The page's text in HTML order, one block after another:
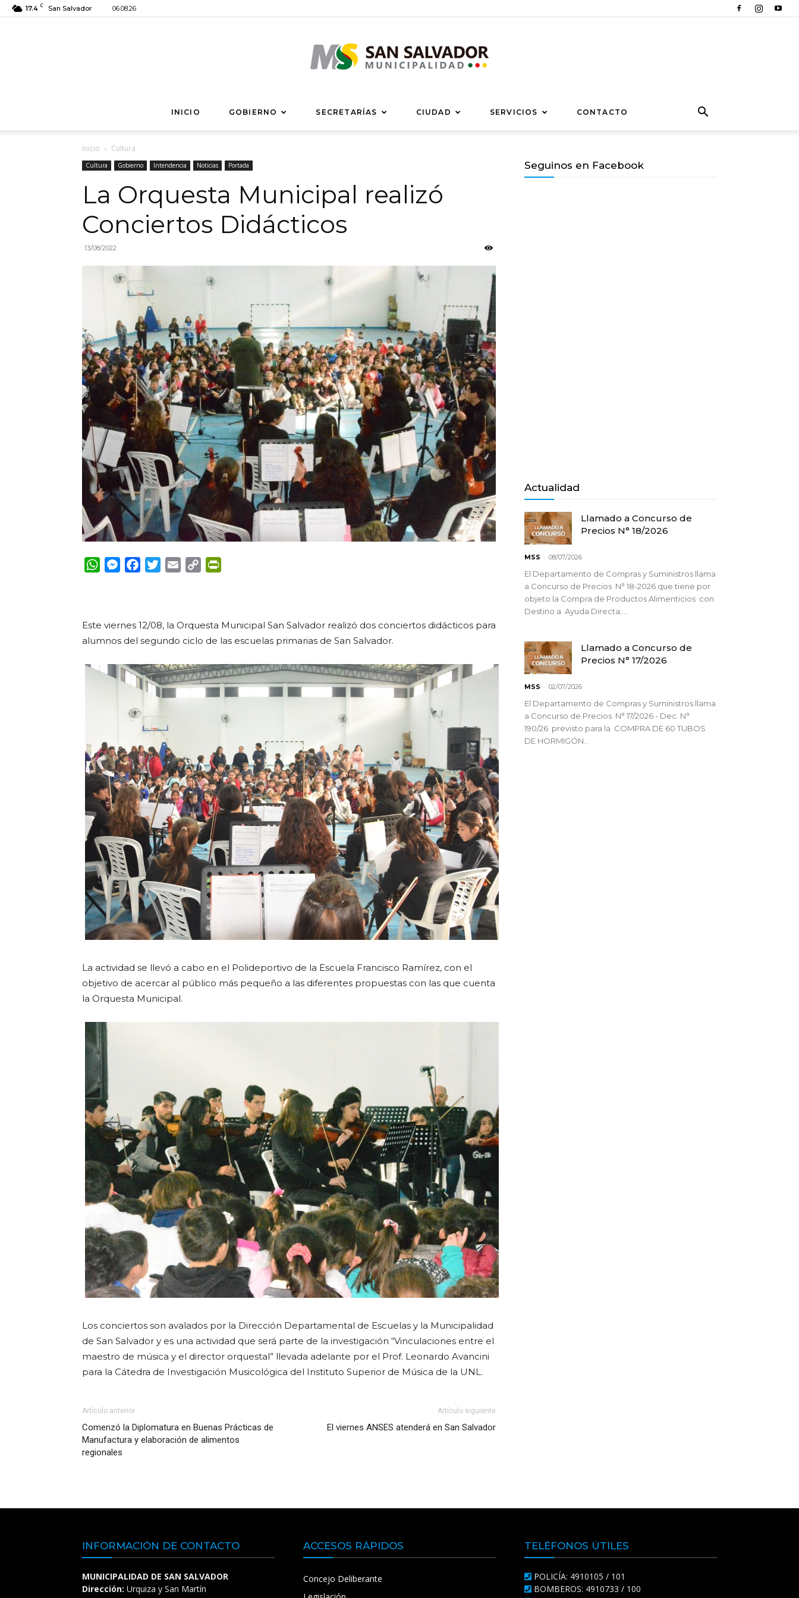
17.4 C San Salvador 06.08.26
Municipalidad
de
Salvador
INICIO GOBIERNO SECRETARÍAS CIUDAD SERVICIOS CONTACTO
Inicio Cultura
Cultura Gobierno Intendencia Noticias Portada
La Orquesta Municipal realizó
Conciertos Didácticos
13/08/2022
WhatsApp
Messenger
FacebookTwitterEmail Copy
Este viernes 12/08, la Orquesta Municipal San Salvador realizó dos conciertos didácticos para
alumnos del segundo ciclo de las escuelas primarias de San Salvador.
La actividad se llevó a cabo en el Polideportivo de la Escuela Francisco Ramírez, con el
objetivo de acercar al público más pequeño a las diferentes propuestas con las que cuenta
la Orquesta Municipal.
Los conciertos son avalados por la Dirección Departamental de Escuelas y la Municipalidad
de San Salvador y es una actividad que será parte de la investigación “Vinculaciones entre el
maestro de música y el director orquestal” llevada adelante por el Prof. Leonardo Avancini
para la Cátedra de Investigación Musicológica del Instituto Superior de Música de la UNL.
Artículo anterior
Comenzó la Diplomatura en Buenas Prácticas de
Manufactura y elaboración de alimentos
regionales
Artículo siguiente
El viernes ANSES atenderá en San Salvador
Seguinos en Facebook
Actualidad
Llamado a Concurso de
Precios N° 18/2026
MSS - 08/07/2026
El Departamento de Compras y Suministros llama
a Concurso de Precios N° 18-2026 que tiene por
objeto la Compra de Productos Alimenticios con
Destino a Ayuda Directa;...
Llamado a Concurso de
Precios N° 17/2026
MSS - 02/07/2026
El Departamento de Compras y Suministros llama
a Concurso de Precios N° 17/2026 - Dec. N°
190/26 previsto para la COMPRA DE 60 TUBOS
DE HORMIGÓN...
INFORMACIÓN DE CONTACTO
MUNICIPALIDAD DE SAN SALVADOR
Dirección: Urquiza y San Martín
ACCESOS RÁPIDOS
Concejo Deliberante
TELÉFONOS ÚTILES
POLICÍA: 4910105 / 101
BOMBEROS: 4910733 / 100